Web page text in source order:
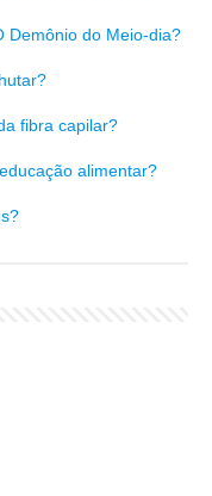
Demônio do Meio-dia?
fibra capilar?
alimentar?